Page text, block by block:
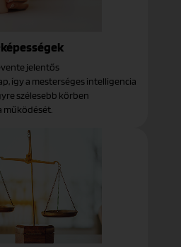
jelentős
így a mesterséges intelligencia
szélesebb körben